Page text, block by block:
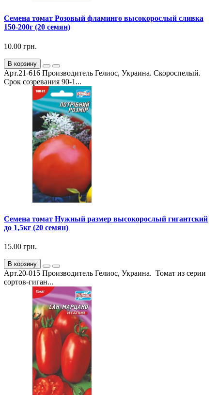
Семена томат Розовый фламинго высокорослый сливка
150-200г (20 семян)
10.00 грн.
В корзину
Арт.21-616 Производитель Гелиос, Украина. Скороспелый.
Срок созревания 90-1...
Семена томат Нужный размер высокорослый гигантский
до 1,5кг (20 семян)
15.00 грн.
В корзину
Арт.20-015 Производитель Гелиос, Украина. Томат из серии
сортов-гиган...